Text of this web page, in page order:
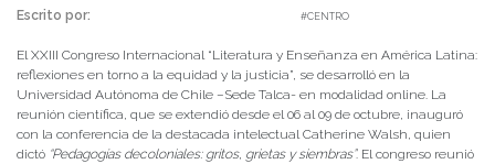
Escrito por: #CENTRO
El XXIII Congreso Internacional “Literatura y Enseñanza en América Latina:
reflexiones en torno a la equidad y la justicia”, se desarrolló en la
Universidad Autónoma de Chile –Sede Talca- en modalidad online. La
reunión científica, que se extendió desde el 06 al 09 de octubre, inauguró
con la conferencia de la destacada intelectual Catherine Walsh, quien
dictó “Pedagogías decoloniales: gritos, grietas y siembras”. El congreso reunió